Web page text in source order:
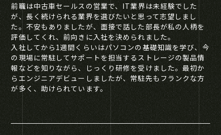
前職は中古車セールスの営業で、IT業界は未経験でした
が、長く続けられる業界を選びたいと思って志望しまし
た。不安もありましたが、面接で話した部長が私の人柄を
評価してくれ、前向きに入社を決められました。
入社してから1週間くらいはパソコンの基礎知識を学び、今
の現場に常駐してサポートを担当するストレージの製品情
報などを知りながら、じっくり研修を受けました。最初か
らエンジニアデビューしましたが、常駐先もフランクな方
が多く、助けられています。